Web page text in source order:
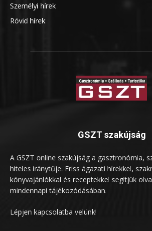
Személyi hírek
Rövid hírek
GSZT szakújság
A GSZT online szakújság a gasztronómia,
hiteles iránytűje. Friss ágazati hírekkel,
könyvajánlókkal és receptekkel segítjük
mindennapi tájékozódásában.
Lépjen kapcsolatba velünk!